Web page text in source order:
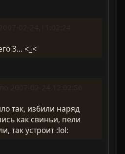
3... <_<
так, избили наряд
как свиньи, пели
так устроит :lol: